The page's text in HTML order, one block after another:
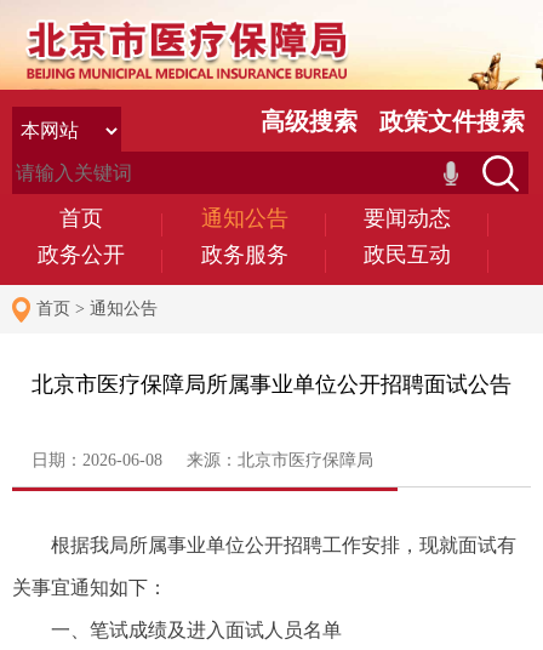
首页 通知公告
要闻动态
政务公开
政务服务 政民互动
高级搜索 政策文件搜索
首页 > 通知公告
北京市医疗保障局所属事业单位公开招聘面试公告
日期：2026-06-08 来源：北京市医疗保障局
根据我局所属事业单位公开招聘工作安排，现就面试有
关事宜通知如下：
一、笔试成绩及进入面试人员名单